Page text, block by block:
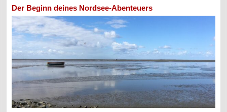
Der Beginn deines Nordsee-Abenteuers